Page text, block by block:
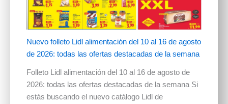
Nuevo folleto Lidl alimentación del 10 al 16 de agosto
de 2026: todas las ofertas destacadas de la semana
Folleto Lidl alimentación del 10 al 16 de agosto de
2026: todas las ofertas destacadas de la semana Si
estás buscando el nuevo catálogo Lidl de